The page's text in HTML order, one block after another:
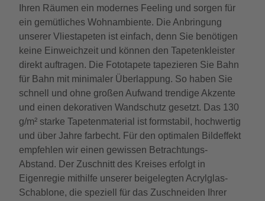
Ihren Räumen ein modernes Feeling und sorgen für
ein gemütliches Wohnambiente. Die Anbringung
unserer Vliestapeten ist einfach, denn Sie benötigen
keine Einweichzeit und können den Tapetenkleister
direkt auftragen. Die Fototapete tapezieren Sie Bahn
für Bahn mit minimaler Überlappung. So haben Sie
schnell und ohne großen Aufwand trendige Akzente
und einen dekorativen Wandschutz gesetzt. Das 130
g/m² starke Tapetenmaterial ist formstabil, hochwertig
und über Jahre farbecht. Für den optimalen Bildeffekt
empfehlen wir einen gewissen Betrachtungs-
Abstand. Der Zuschnitt des Kreises erfolgt in
Eigenregie mithilfe unserer beigelegten Acrylglas-
Schablone, die speziell für das Zuschneiden Ihrer